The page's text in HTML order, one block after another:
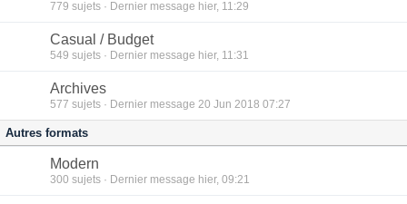
779 sujets · Dernier message hier, 11:29
Casual / Budget
549 sujets · Dernier message hier, 11:31
Archives
577 sujets · Dernier message 20 Jun 2018 07:27
Autres formats
Modern
300 sujets · Dernier message hier, 09:21